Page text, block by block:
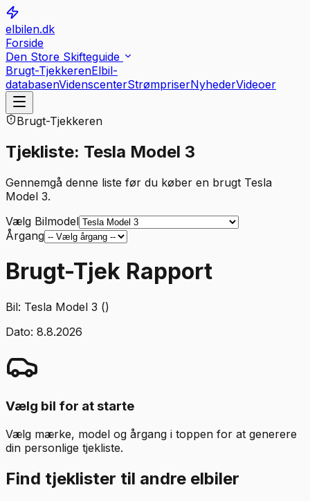
elbilen.dk
Forside
Den Store Skifteguide
Brugt-TjekkerenElbil-
databasenVidenscenterStrømpriserNyhederVideoer
Brugt-Tjekkeren
Tjekliste: Tesla Model 3
Gennemgå denne liste før du køber en brugt Tesla
Model 3.
Vælg Bilmodel
Årgang
Brugt-Tjek Rapport
Bil: Tesla Model 3 ()
Dato: 8.8.2026
Vælg bil for at starte
Vælg mærke, model og årgang i toppen for at generere
din personlige tjekliste.
Find tjeklister til andre elbiler